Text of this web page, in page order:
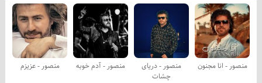
منصور - انا مجنون
منصور - دریای
چشات
منصور - آدم خوبه منصور - عزیزم